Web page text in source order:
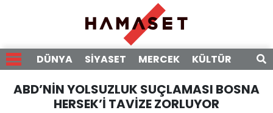
DÜNYA SİYASET MERCEK KÜLTÜR
ABD’NİN YOLSUZLUK SUÇLAMASI BOSNA
HERSEK’İ TAVİZE ZORLUYOR